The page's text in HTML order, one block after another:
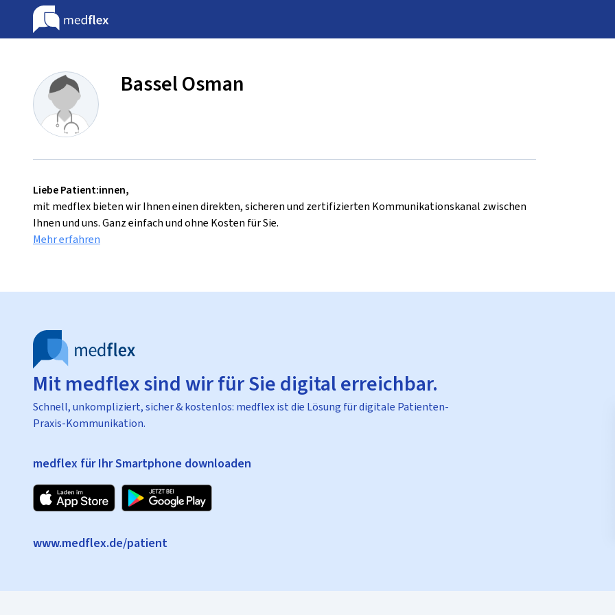
Bassel Osman
Liebe Patient:innen,
mit medflex bieten wir Ihnen einen direkten, sicheren und zertifizierten Kommunikationskanal zwischen
Ihnen und uns. Ganz einfach und ohne Kosten für Sie.
Mehr erfahren
Mit medflex sind wir für Sie digital erreichbar.
Schnell, unkompliziert, sicher & kostenlos: medflex ist die Lösung für digitale Patienten-
Praxis-Kommunikation.
medflex für Ihr Smartphone downloaden
www.medflex.de/patient